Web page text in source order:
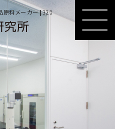
原料メーカー | 320